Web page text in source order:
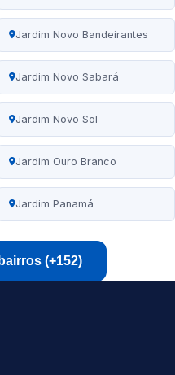
Jardim Novo Bandeirantes
Jardim Novo Sabará
Jardim Novo Sol
Jardim Ouro Branco
Jardim Panamá
(+152)